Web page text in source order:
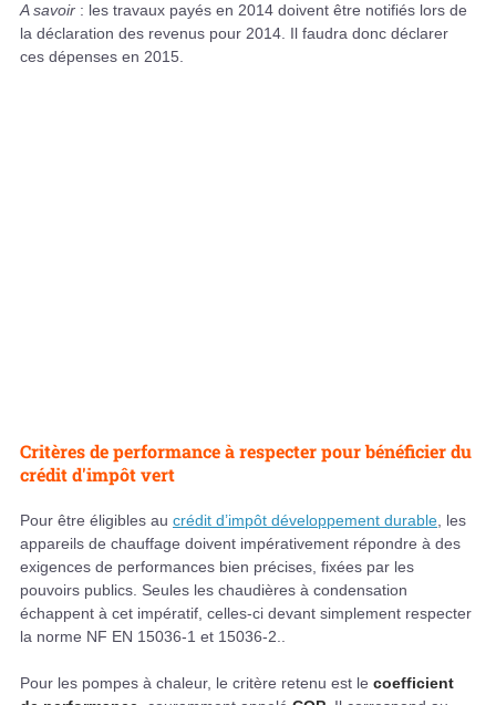
A savoir : les travaux payés en 2014 doivent être notifiés lors de
la déclaration des revenus pour 2014. Il faudra donc déclarer
ces dépenses en 2015.
Critères de performance à respecter pour bénéficier du
crédit d'impôt vert
Pour être éligibles au crédit d’impôt développement durable , les
appareils de chauffage doivent impérativement répondre à des
exigences de performances bien précises, fixées par les
pouvoirs publics. Seules les chaudières à condensation
échappent à cet impératif, celles-ci devant simplement respecter
la norme NF EN 15036-1 et 15036-2..
Pour les pompes à chaleur, le critère retenu est le coefficient